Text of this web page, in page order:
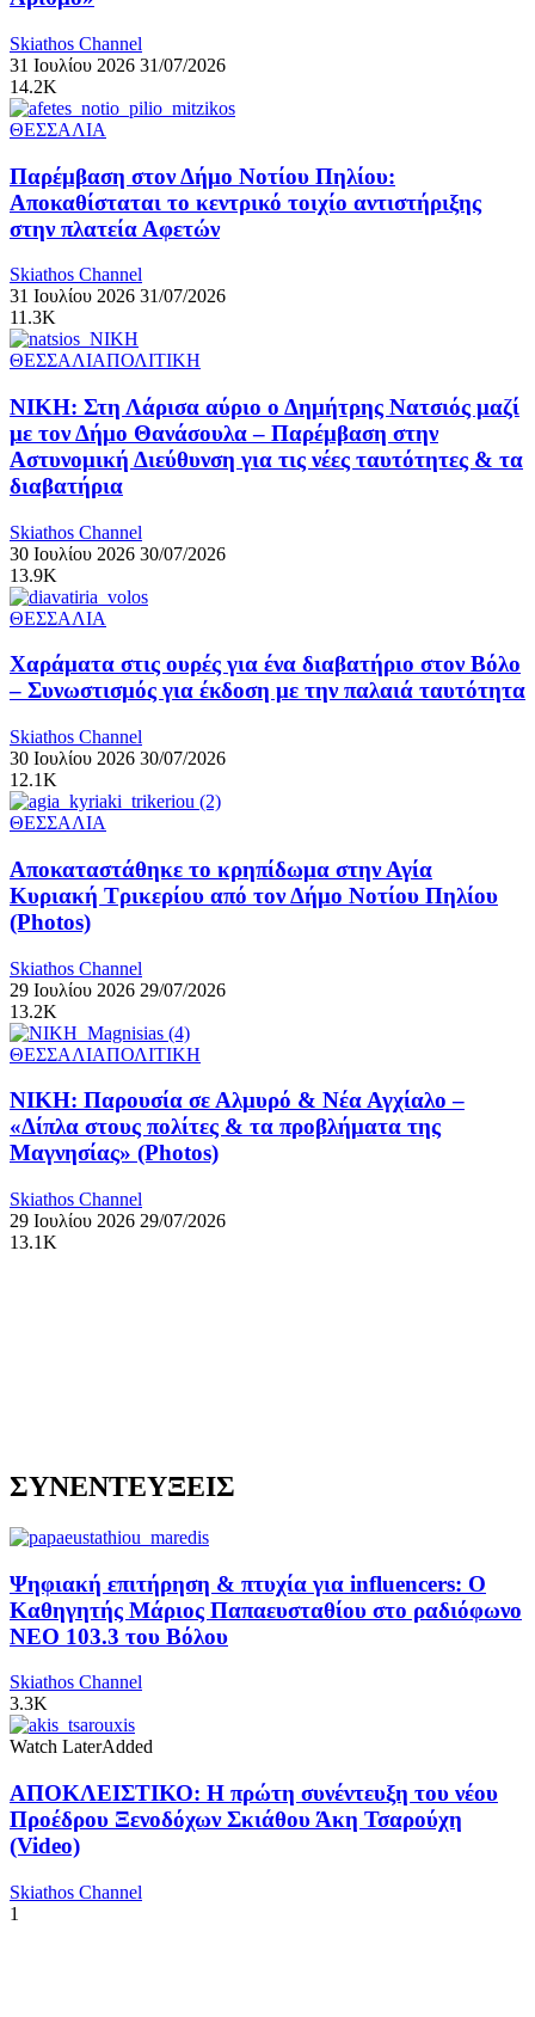
Skiathos Channel
31 Ιουλίου 2026 31/07/2026
14.2K
ΘΕΣΣΑΛΙΑ
Παρέμβαση στον Δήμο Νοτίου Πηλίου:
Αποκαθίσταται το κεντρικό τοιχίο αντιστήριξης
στην πλατεία Αφετών
Skiathos Channel
31 Ιουλίου 2026 31/07/2026
11.3K
ΘΕΣΣΑΛΙΑΠΟΛΙΤΙΚΗ
ΝΙΚΗ: Στη Λάρισα αύριο ο Δημήτρης Νατσιός μαζί
με τον Δήμο Θανάσουλα – Παρέμβαση στην
Αστυνομική Διεύθυνση για τις νέες ταυτότητες & τα
διαβατήρια
Skiathos Channel
30 Ιουλίου 2026 30/07/2026
13.9K
ΘΕΣΣΑΛΙΑ
Χαράματα στις ουρές για ένα διαβατήριο στον Βόλο
– Συνωστισμός για έκδοση με την παλαιά ταυτότητα
Skiathos Channel
30 Ιουλίου 2026 30/07/2026
12.1K
ΘΕΣΣΑΛΙΑ
Αποκαταστάθηκε το κρηπίδωμα στην Αγία
Κυριακή Τρικερίου από τον Δήμο Νοτίου Πηλίου
(Photos)
Skiathos Channel
29 Ιουλίου 2026 29/07/2026
13.2K
ΘΕΣΣΑΛΙΑΠΟΛΙΤΙΚΗ
ΝΙΚΗ: Παρουσία σε Αλμυρό & Νέα Αγχίαλο –
«Δίπλα στους πολίτες & τα προβλήματα της
Μαγνησίας» (Photos)
Skiathos Channel
29 Ιουλίου 2026 29/07/2026
13.1K
ΣΥΝΕΝΤΕΥΞΕΙΣ
Ψηφιακή επιτήρηση & πτυχία για influencers: Ο
Καθηγητής Μάριος Παπαευσταθίου στο ραδιόφωνο
NEO 103.3 του Βόλου
Skiathos Channel
3.3K
Watch LaterAdded
ΑΠΟΚΛΕΙΣΤΙΚΟ: Η πρώτη συνέντευξη του νέου
Προέδρου Ξενοδόχων Σκιάθου Άκη Τσαρούχη
(Video)
Skiathos Channel
1